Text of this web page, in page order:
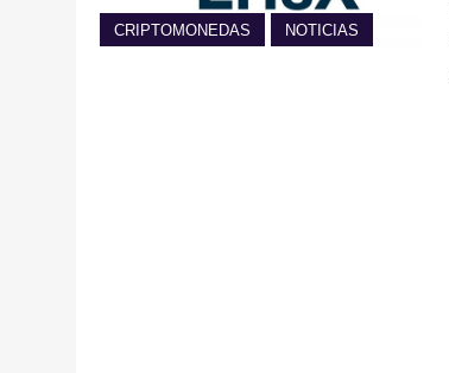
CRIPTOMONEDAS NOTICIAS